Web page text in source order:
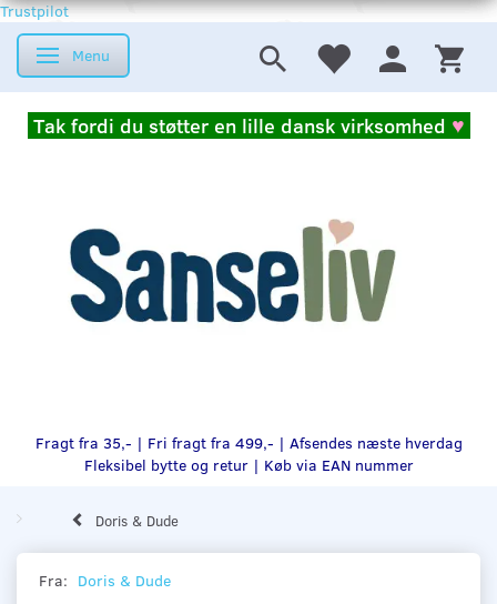
Trustpilot
Skifte navigation
Menu
Tak fordi du støtter en lille dansk virksomhed ♥
Fragt fra 35,- | Fri fragt fra 499,- | Afsendes næste hverdag
Fleksibel bytte og retur | Køb via EAN nummer
Doris & Dude
Fra: Doris & Dude